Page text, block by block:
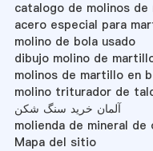
catalogo de molinos
acero especial para
molino de bola usado
dibujo molino de
molinos de martillo en
molino triturador de
آلمان خرید سنگ شکن
molienda de mineral
Mapa del sitio